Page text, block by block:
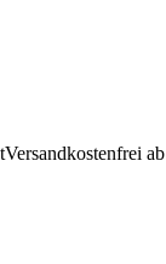
Versandkostenfrei